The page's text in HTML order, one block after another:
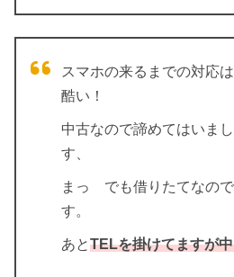
スマホの来るまでの対応
酷い！
中古なので諦めてはいま
す、
まっ でも借りたてなの
す。
あとTELを掛けてますが